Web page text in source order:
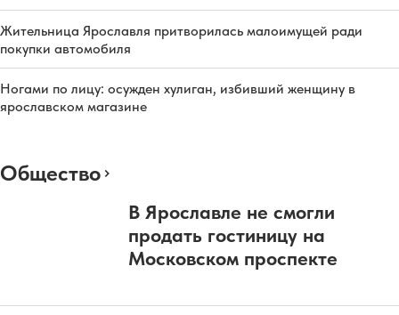
Жительница Ярославля притворилась малоимущей ради
покупки автомобиля
Ногами по лицу: осужден хулиган, избивший женщину в
ярославском магазине
Общество
В Ярославле не смогли
продать гостиницу на
Московском проспекте